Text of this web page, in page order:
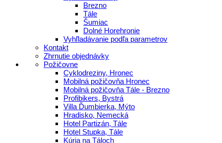
Brezno
Tále
Šumiac
Dolné Horehronie
Vyhľladávanie podľa parametrov
Kontakt
Zhrnutie objednávky
Požičovne
Cyklodreziny, Hronec
Mobilná požičovňa Hronec
Mobilná požičovňa Tále - Brezno
Profibikers, Bystrá
Villa Ďumbierka, Mýto
Hradisko, Nemecká
Hotel Partizán, Tále
Hotel Stupka, Tále
Kúria na Táloch